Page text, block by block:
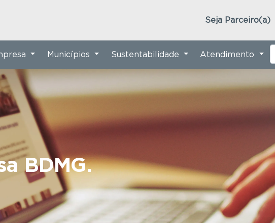
Seja Parceiro(a)
BDMG.
Municípios Sustentabilidade Atendimento